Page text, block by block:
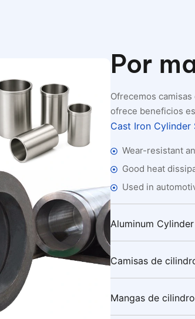
Por
Ofrecemos
ofrece beneficios
Cast Iron Cylinder
Wear-resistant
Good heat
Used in
Aluminum
Camisas de
Mangas de